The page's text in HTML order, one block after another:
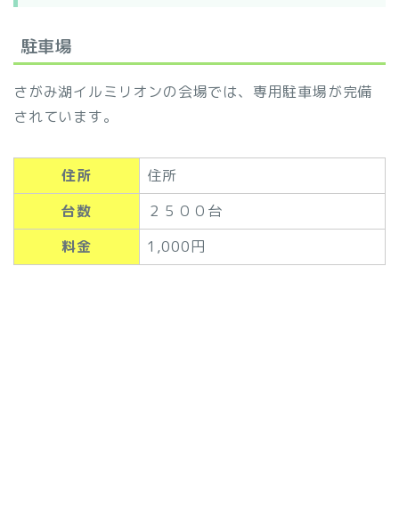
駐車場
さがみ湖イルミリオンの会場では、専用駐車場が完備
されています。
住所
住所
台数
２５００台
料金
1,000円